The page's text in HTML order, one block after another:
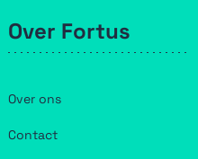
Over Fortus
Over ons
Contact